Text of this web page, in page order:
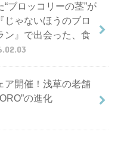
“ブロッコリーの茎”が
じゃないほうのブロ
ン』で出会った、食
ア開催！浅草の老舗
の進化